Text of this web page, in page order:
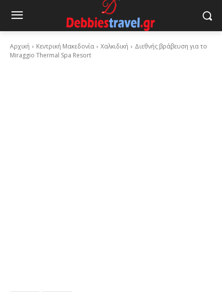
Αρχική Κεντρική Μακεδονία Χαλκιδική
Διεθνής βράβευση για το
Miraggio Thermal Spa Resort